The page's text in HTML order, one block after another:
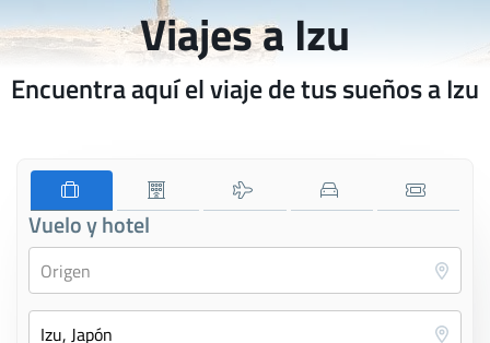
Viajes a Izu
Encuentra aquí el viaje de tus sueños a Izu
Vuelo y hotel